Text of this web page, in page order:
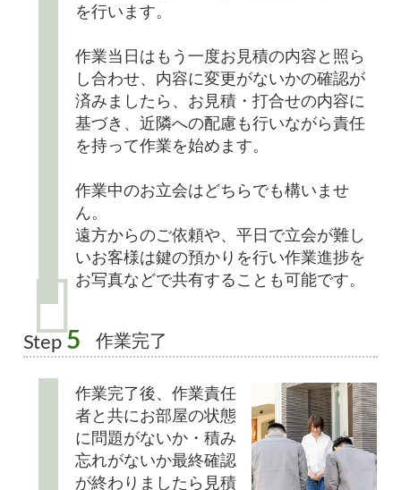
を行います。
作業当日はもう一度お見積の内容と照ら
し合わせ、内容に変更がないかの確認が
済みましたら、お見積・打合せの内容に
基づき、近隣への配慮も行いながら責任
を持って作業を始めます。
作業中のお立会はどちらでも構いませ
ん。
遠方からのご依頼や、平日で立会が難し
いお客様は鍵の預かりを行い作業進捗を
お写真などで共有することも可能です。
Step 5 作業完了
作業完了後、作業責任
者と共にお部屋の状態
に問題がないか・積み
忘れがないか最終確認
が終わりましたら見積